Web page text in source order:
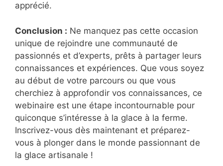
apprécié.
Conclusion : Ne manquez pas cette occasion
unique de rejoindre une communauté de
passionnés et d’experts, prêts à partager leurs
connaissances et expériences. Que vous soyez
au début de votre parcours ou que vous
cherchiez à approfondir vos connaissances, ce
webinaire est une étape incontournable pour
quiconque s’intéresse à la glace à la ferme.
Inscrivez-vous dès maintenant et préparez-
vous à plonger dans le monde passionnant de
la glace artisanale !